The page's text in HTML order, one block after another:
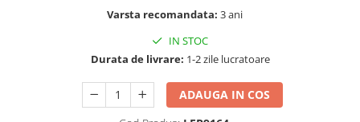
Bormasina magica
Papusi si Bebelusi Reborn
Varsta recomandata: 3 ani
IN STOC
Durata de livrare: 1-2 zile lucratoare
ADAUGA IN COS